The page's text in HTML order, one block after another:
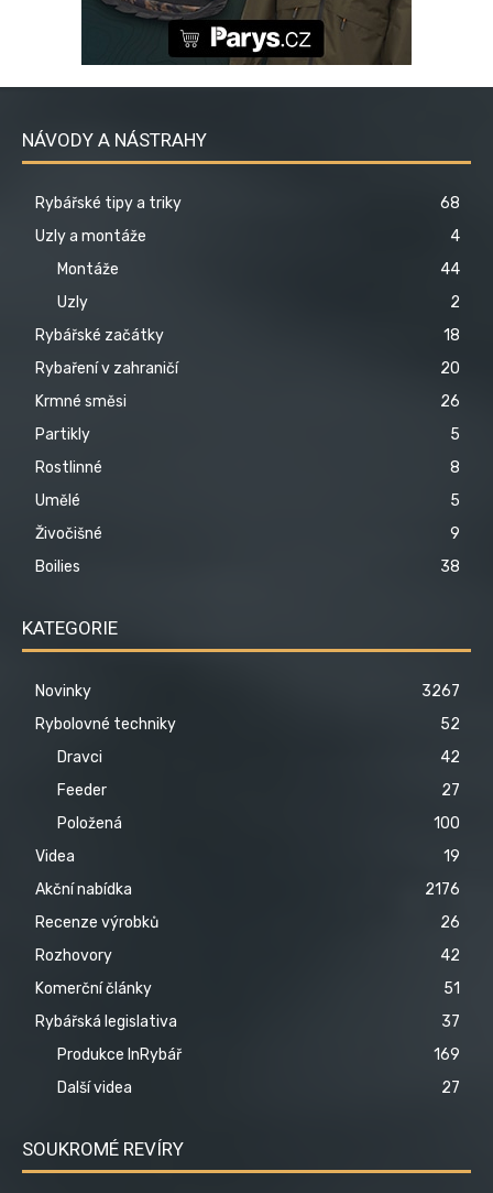
NÁVODY A NÁSTRAHY
Rybářské tipy a triky
68
Uzly a montáže
4
Montáže
44
Uzly
2
Rybářské začátky
18
Rybaření v zahraničí
20
Krmné směsi
26
Partikly
5
Rostlinné
8
Umělé
5
Živočišné
9
Boilies
38
KATEGORIE
Novinky
3267
Rybolovné techniky
52
Dravci
42
Feeder
27
Položená
100
Videa
19
Akční nabídka
2176
Recenze výrobků
26
Rozhovory
42
Komerční články
51
Rybářská legislativa
37
Produkce InRybář
169
Další videa
27
SOUKROMÉ REVÍRY